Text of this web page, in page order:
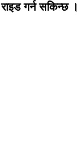
गर्न सकिन्छ ।